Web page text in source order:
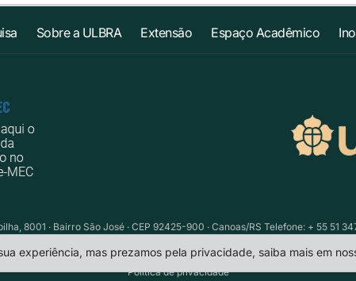
Sobre a ULBRA Extensão Espaço Acadêmico
8001 · Bairro São José · CEP 92425-900 · Canoas/RS Telefone: + 55 51
Política de privacidade
experiência, mas prezamos pela privacidade, saiba mais em